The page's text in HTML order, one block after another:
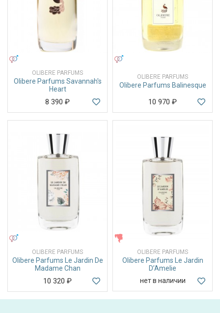
OLIBERE PARFUMS
Olibere Parfums Savannah's
Heart
8 390 ₽
OLIBERE PARFUMS
Olibere Parfums Balinesque
10 970 ₽
OLIBERE PARFUMS
Olibere Parfums Le Jardin De
Madame Chan
10 320 ₽
OLIBERE PARFUMS
Olibere Parfums Le Jardin
D’Amelie
нет в наличии